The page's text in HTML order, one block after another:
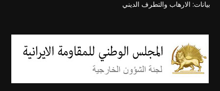
بيانات: الارهاب والتطرف الديني